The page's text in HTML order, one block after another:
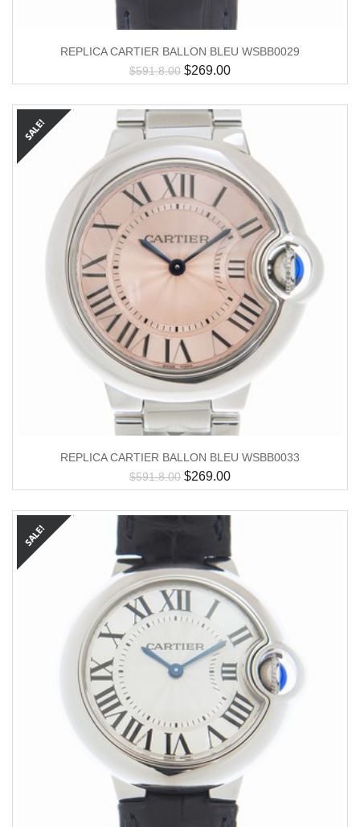
REPLICA CARTIER BALLON BLEU WSBB0029
$591.8.00 $269.00
REPLICA CARTIER BALLON BLEU WSBB0033
$591.8.00 $269.00